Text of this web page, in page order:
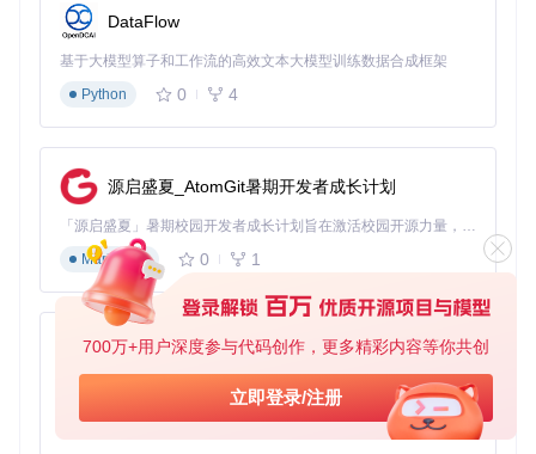
700万+用户深度参与代码创作，更多精彩内容等你共创
立即登录/注册
问题：课程视频分散在多个网盘，学员下载操作复杂
方案：统一解析入口，多线程加速技术
效果：减少80%操作步骤，平均下载速度提升3倍
案例三：媒体内容创作——RAW素材稳定下载
问题：大型RAW格式素材包下载不稳定，影响后期制作
方案：专用大文件优化模式，动态调整线程数
效果：5GB文件下载成功率100%，带宽利用率达95%
四、实战指南：如何从零开始使用直链下载助
手？
准备工作
浏览器要求
：Chrome 90+、Edge 90+、Firefox 88+版本
脚本管理器：需提前安装TamperMonkey或Violentmonkey
网络环境：确保可正常访问目标网盘服务
克隆项目代码库
DataFlow
基于大模型算子和工作流的高效文本大模型训练数据合成框架
Python
0 4
源启盛夏_AtomGit暑期开发者成长计划
「源启盛夏」暑期校园开发者成长计划旨在激活校园开源力量，通过积分激励、认证扶持、资源倾斜等形式，引导高校组织和开发者完成「入驻 — 建项目 — 做贡献 — 获认证 — 得资源」的完整闭环。无论你是想带领社团入驻平台的组织者，还是希望用代码贡献证明自己的开发者，都能在这里找到属于你的成长路径。
Markdown
0 1
py-xiaozhi
基于Python的Xiaozhi AI，适用于想要完整Xiaozhi体验而无需拥有专用硬件的用户。
Python
0 1